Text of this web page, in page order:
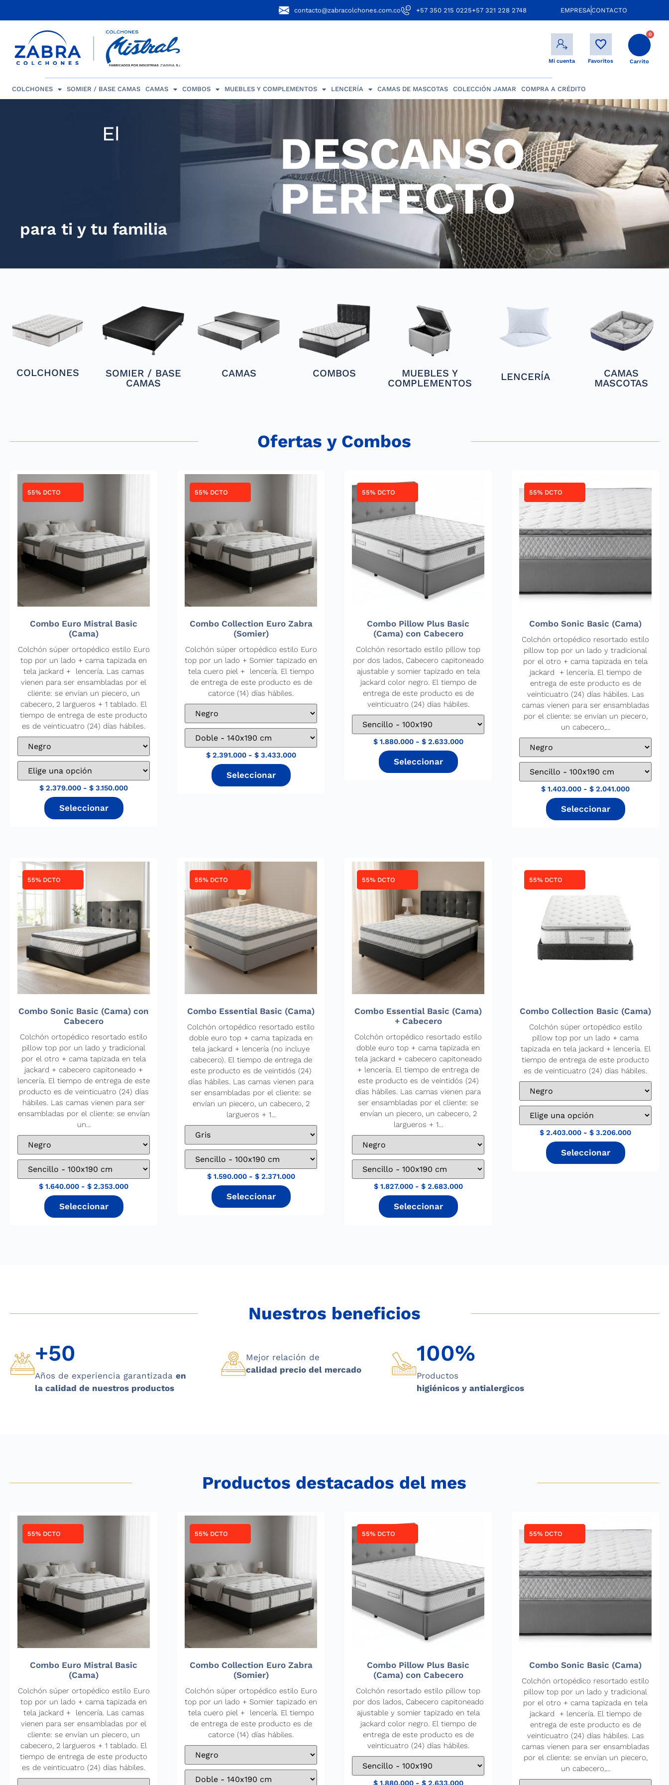
contacto@zabracolchones.com.co +57 350 215 0225+57 321 228 2748 EMPRESA CONTACTO
Mi cuenta Favoritos
0
Carrito
COLCHONES SOMIER / BASE CAMAS CAMAS COMBOS MUEBLES Y COMPLEMENTOS LENCERÍA CAMAS DE MASCOTAS COLECCIÓN JAMAR COMPRA A CRÉDITO
El
DESCANSO
PERFECTO
para ti y tu familia
COLCHONES
SOMIER / BASE
CAMAS
CAMAS COMBOS
MUEBLES Y
COMPLEMENTOS
LENCERÍA
CAMAS
MASCOTAS
Ofertas y Combos
55% DCTO
Combo Euro Mistral Basic
(Cama)
Colchón súper ortopédico estilo Euro
top por un lado + cama tapizada en
tela jackard + lencería. Las camas
vienen para ser ensambladas por el
cliente: se envían un piecero, un
cabecero, 2 largueros + 1 tablado. El
tiempo de entrega de este producto
es de veinticuatro (24) días hábiles.
$ 2.379.000 - $ 3.150.000
55% DCTO
Combo Collection Euro Zabra
(Somier)
Colchón súper ortopédico estilo Euro
top por un lado + Somier tapizado en
tela cuero piel + lencería. El tiempo
de entrega de este producto es de
catorce (14) días hábiles.
$2.391.000 - $3.433.000
55% DCTO
Combo Pillow Plus Basic
(Cama) con Cabecero
Colchón resortado estilo pillow top
por dos lados, Cabecero capitoneado
ajustable y somier tapizado en tela
jackard color negro. El tiempo de
entrega de este producto es de
veinticuatro (24) días hábiles.
$1.880.000 - $2.633.000
55% DCTO
Combo Sonic Basic (Cama)
Colchón ortopédico resortado estilo
pillow top por un lado y tradicional
por el otro + cama tapizada en tela
jackard + lencería. El tiempo de
entrega de este producto es de
veinticuatro (24) días hábiles. Las
camas vienen para ser ensambladas
por el cliente: se envían un piecero,
un cabecero,...
$ 1.403.000 - $ 2.041.000
55% DCTO
Combo Sonic Basic (Cama) con
Cabecero
Colchón ortopédico resortado estilo
pillow top por un lado y tradicional
por el otro + cama tapizada en tela
jackard + cabecero capitoneado +
lencería. El tiempo de entrega de este
producto es de veinticuatro (24) días
hábiles. Las camas vienen para ser
ensambladas por el cliente: se envían
un...
$ 1.640.000 - $ 2.353.000
55% DCTO
Combo Essential Basic (Cama)
Colchón ortopédico resortado estilo
doble euro top + cama tapizada en
tela jackard + lencería (no incluye
cabecero). El tiempo de entrega de
este producto es de veintidós (24)
días hábiles. Las camas vienen para
ser ensambladas por el cliente: se
envían un piecero, un cabecero, 2
largueros + 1...
$1.590.000 - $2.371.000
55% DCTO
Combo Essential Basic (Cama)
+ Cabecero
Colchón ortopédico resortado estilo
doble euro top + cama tapizada en
tela jackard + cabecero capitoneado
+ lencería. El tiempo de entrega de
este producto es de veintidós (24)
días hábiles. Las camas vienen para
ser ensambladas por el cliente: se
envían un piecero, un cabecero, 2
largueros + 1...
$1.827.000 - $2.683.000
55% DCTO
Combo Collection Basic (Cama)
Colchón súper ortopédico estilo
pillow top por un lado + cama
tapizada en tela jackard + lencería. El
tiempo de entrega de este producto
es de veinticuatro (24) días hábiles.
$ 2.403.000 - $ 3.206.000
Nuestros beneficios
+50
Años de experiencia garantizada en
la calidad de nuestros productos
Mejor relación de
calidad precio del mercado
100%
Productos
higiénicos y antialergicos
Productos destacados del mes
55% DCTO
Combo Euro Mistral Basic
(Cama)
Colchón súper ortopédico estilo Euro
top por un lado + cama tapizada en
tela jackard + lencería. Las camas
vienen para ser ensambladas por el
cliente: se envían un piecero, un
cabecero, 2 largueros + 1 tablado. El
tiempo de entrega de este producto
es de veinticuatro (24) días hábiles.
55% DCTO
Combo Collection Euro Zabra
(Somier)
Colchón súper ortopédico estilo Euro
top por un lado + Somier tapizado en
tela cuero piel + lencería. El tiempo
de entrega de este producto es de
catorce (14) días hábiles.
55% DCTO
Combo Pillow Plus Basic
(Cama) con Cabecero
Colchón resortado estilo pillow top
por dos lados, Cabecero capitoneado
ajustable y somier tapizado en tela
jackard color negro. El tiempo de
entrega de este producto es de
veinticuatro (24) días hábiles.
$1.880.000 - $2.633.000
55% DCTO
Combo Sonic Basic (Cama)
Colchón ortopédico resortado estilo
pillow top por un lado y tradicional
por el otro + cama tapizada en tela
jackard + lencería. El tiempo de
entrega de este producto es de
veinticuatro (24) días hábiles. Las
camas vienen para ser ensambladas
por el cliente: se envían un piecero,
un cabecero,...